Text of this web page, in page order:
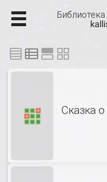
Сказка